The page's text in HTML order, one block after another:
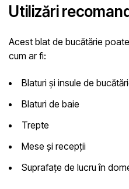
Utilizări
Acest blat de bucătărie
cum ar fi:
Blaturi și insule de
Blaturi de baie
Trepte
Mese și recepții
Suprafațe de lucru în